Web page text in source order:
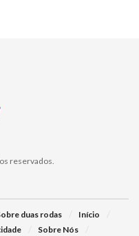
reservados.
duas rodas
Início
Sobre Nós